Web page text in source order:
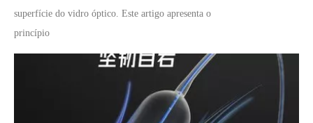
superfície do vidro óptico. Este artigo apresenta o
princípio